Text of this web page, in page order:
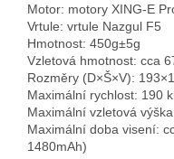
Motor: motory XING-E
Vrtule: vrtule Nazgul F5
Hmotnost: 450g±5g
Vzletová hmotnost: cca
Rozměry (D×Š×V):
Maximální rychlost: 190
Maximální vzletová
Maximální doba visení:
1480mAh)